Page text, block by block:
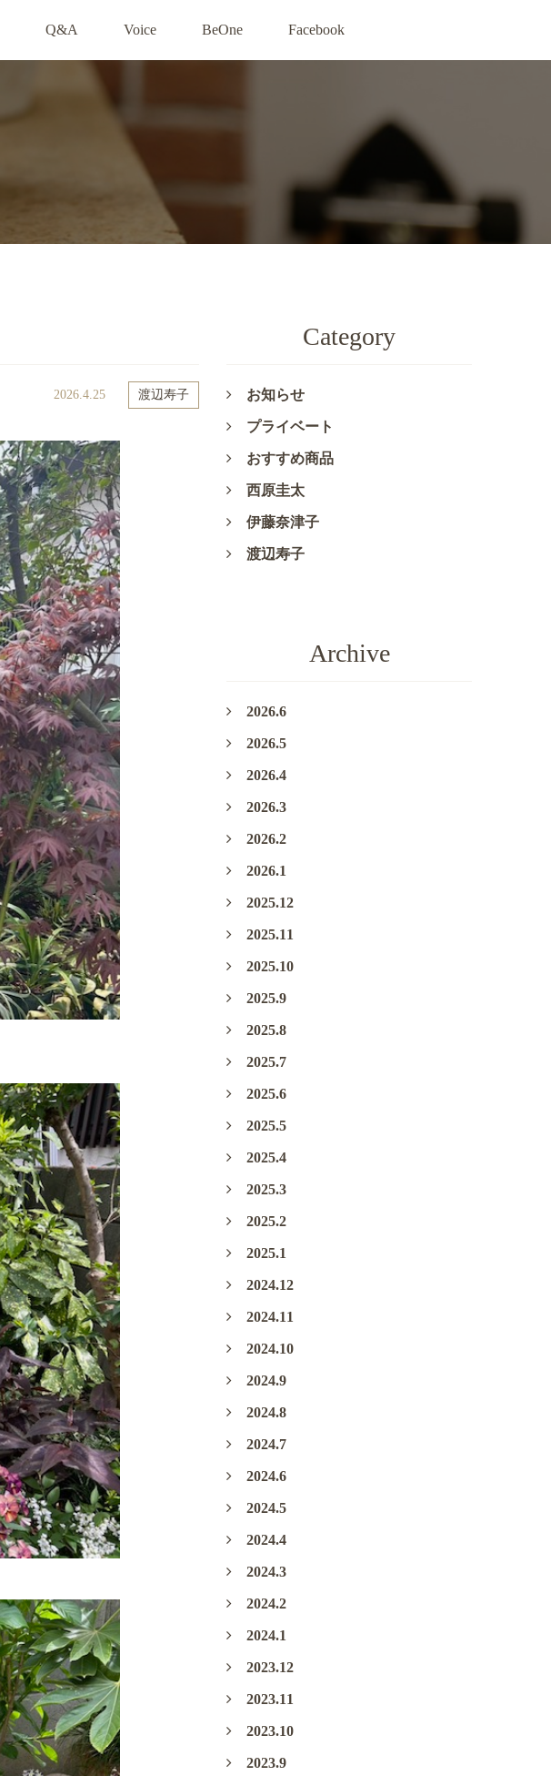
Q&A Voice BeOne Facebook
2026.4.25 渡辺寿子
Category
お知らせ
プライベート
おすすめ商品
西原圭太
伊藤奈津子
渡辺寿子
Archive
2026.6
2026.5
2026.4
2026.3
2026.2
2026.1
2025.12
2025.11
2025.10
2025.9
2025.8
2025.7
2025.6
2025.5
2025.4
2025.3
2025.2
2025.1
2024.12
2024.11
2024.10
2024.9
2024.8
2024.7
2024.6
2024.5
2024.4
2024.3
2024.2
2024.1
2023.12
2023.11
2023.10
2023.9